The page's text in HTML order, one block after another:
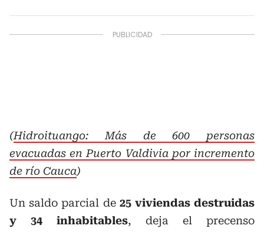
(Hidroituango: Más de 600 personas
evacuadas en Puerto Valdivia por incremento
de río Cauca)
Un saldo parcial de 25 viviendas destruidas
y 34 inhabitables, deja el precenso